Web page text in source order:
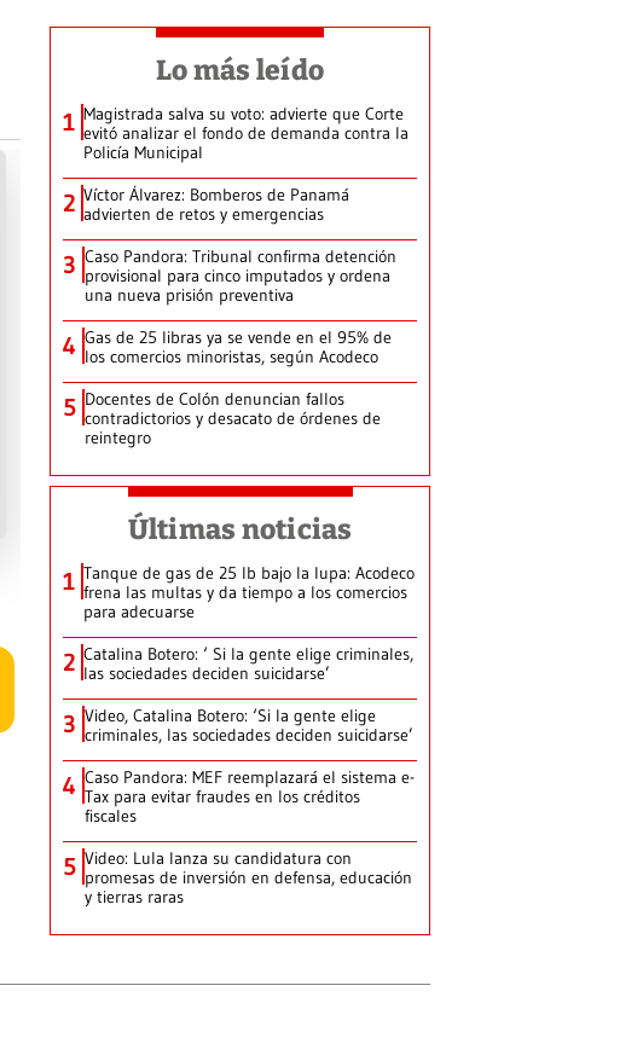
Lo más leído
1 Magistrada salva su voto: advierte que Corte
evitó analizar el fondo de demanda contra la
Policía Municipal
2 Víctor Álvarez: Bomberos de Panamá
advierten de retos y emergencias
3 Caso Pandora: Tribunal confirma detención
provisional para cinco imputados y ordena
una nueva prisión preventiva
4 Gas de 25 libras ya se vende en el 95% de
los comercios minoristas, según Acodeco
5 Docentes de Colón denuncian fallos
contradictorios y desacato de órdenes de
reintegro
Últimas noticias
1 Tanque de gas de 25 lb bajo la lupa: Acodeco
frena las multas y da tiempo a los comercios
para adecuarse
2 Catalina Botero: ‘ Si la gente elige criminales,
las sociedades deciden suicidarse’
3 Video, Catalina Botero: ‘Si la gente elige
criminales, las sociedades deciden suicidarse’
4 Caso Pandora: MEF reemplazará el sistema e-
Tax para evitar fraudes en los créditos
fiscales
5 Video: Lula lanza su candidatura con
promesas de inversión en defensa, educación
y tierras raras